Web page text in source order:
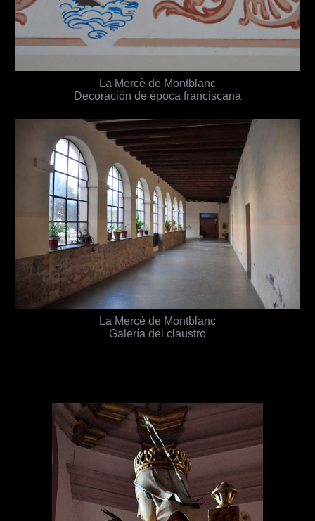
La Mercè de Montblanc
Decoración de época franciscana
La Mercè de Montblanc
Galería del claustro